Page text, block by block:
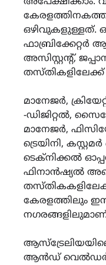
ഒഴിവുകളുള്ളത്.
അസിസ്റ്റന്റ്,
മാനേജർ,
-ഡിജിറ്റൽ,
മാനേജർ,
ട്രെയിനി,
ടെക്‌നിക്കൽ
ഫിനാൻഷ്യൽ
കേരളത്തിലും
ആൻഡ് വെൽഡർ